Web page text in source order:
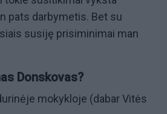
pats darbymetis. Bet su
susiję prisiminimai man
Donskovas?
mokykloje (dabar Vitės